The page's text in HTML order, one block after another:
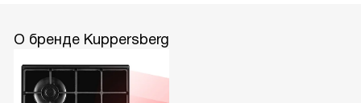
О бренде Kuppersberg